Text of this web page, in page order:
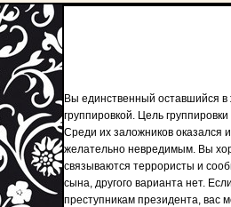
Вы единственный оставшийся
группировкой. Цель
Среди их заложников оказался
желательно невредимым. Вы
связываются террористы и
сына, другого варианта нет.
преступникам президента, вас